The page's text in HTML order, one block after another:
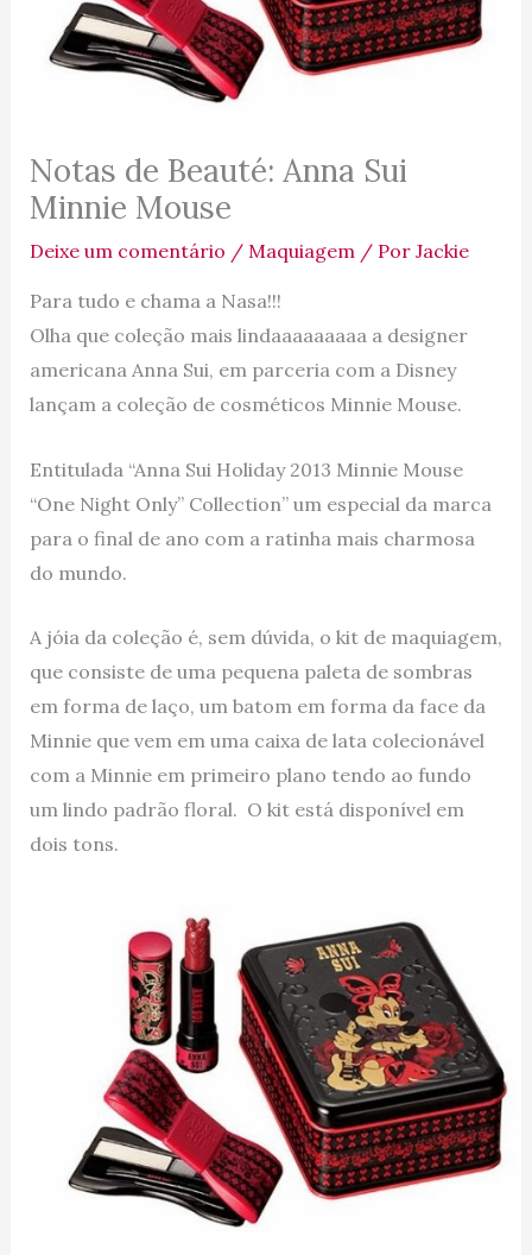
Notas de Beauté: Anna Sui
Minnie Mouse
Deixe um comentário / Maquiagem / Por Jackie
Para tudo e chama a Nasa!!!
Olha que coleção mais lindaaaaaaaaa a designer
americana Anna Sui, em parceria com a Disney
lançam a coleção de cosméticos Minnie Mouse.
Entitulada “Anna Sui Holiday 2013 Minnie Mouse
“One Night Only” Collection” um especial da marca
para o final de ano com a ratinha mais charmosa
do mundo.
A jóia da coleção é, sem dúvida, o kit de maquiagem,
que consiste de uma pequena paleta de sombras
em forma de laço, um batom em forma da face da
Minnie que vem em uma caixa de lata colecionável
com a Minnie em primeiro plano tendo ao fundo
um lindo padrão floral. O kit está disponível em
dois tons.